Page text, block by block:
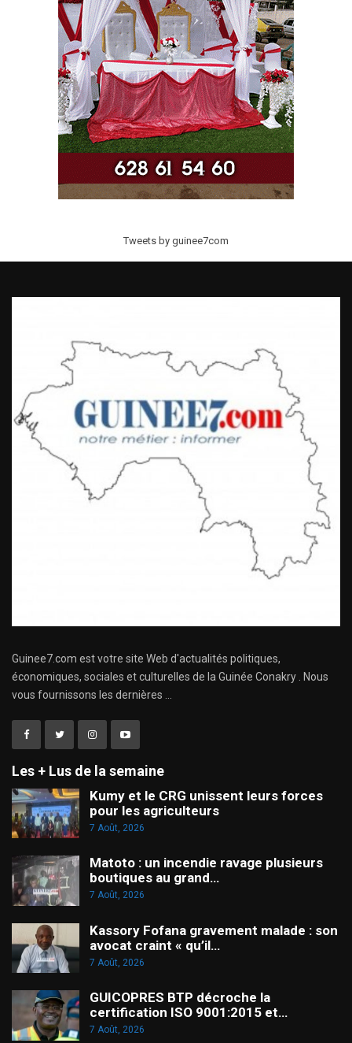
Tweets by guinee7com
Guinee7.com est votre site Web d'actualités politiques,
économiques, sociales et culturelles de la Guinée Conakry . Nous
vous fournissons les dernières ...
Les + Lus de la semaine
Kumy et le CRG unissent leurs forces
pour les agriculteurs
7 Août, 2026
Matoto : un incendie ravage plusieurs
boutiques au grand…
7 Août, 2026
Kassory Fofana gravement malade : son
avocat craint « qu’il…
7 Août, 2026
GUICOPRES BTP décroche la
certification ISO 9001:2015 et…
7 Août, 2026